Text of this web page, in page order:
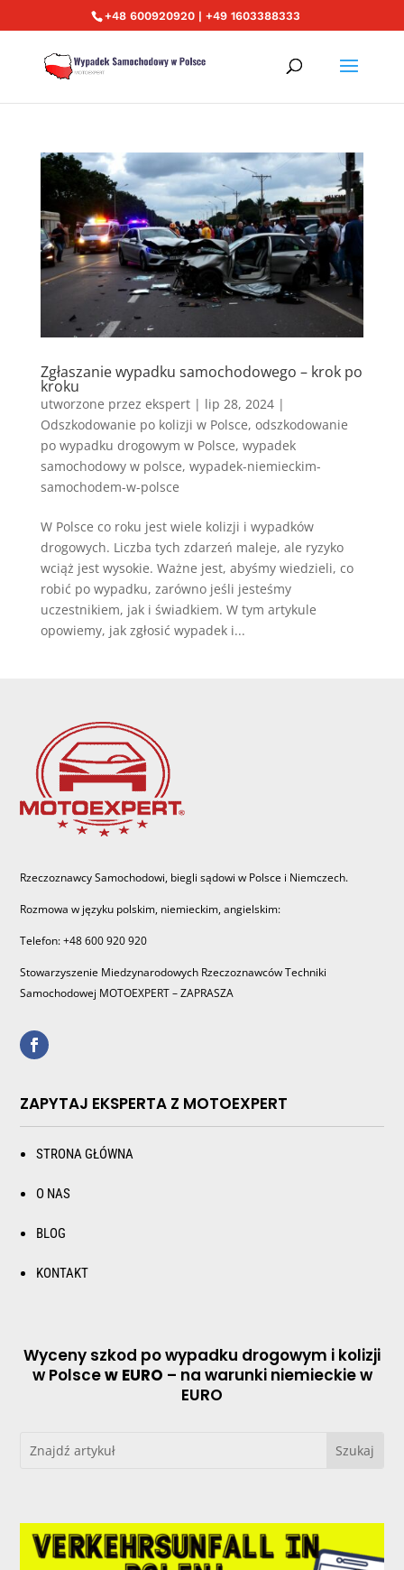
+48 600920920 | +49 1603388333
Zgłaszanie wypadku samochodowego – krok po
kroku
utworzone przez ekspert| lip 28, 2024|
Odszkodowanie po kolizji w Polsce, odszkodowanie
po wypadku drogowym w Polsce, wypadek
samochodowy w polsce, wypadek-niemieckim-
samochodem-w-polsce
W Polsce co roku jest wiele kolizji i wypadków
drogowych. Liczba tych zdarzeń maleje, ale ryzyko
wciąż jest wysokie. Ważne jest, abyśmy wiedzieli, co
robić po wypadku, zarówno jeśli jesteśmy
uczestnikiem, jak i świadkiem. W tym artykule
opowiemy, jak zgłosić wypadek i...
Rzeczoznawcy Samochodowi, biegli sądowi w Polsce i Niemczech.
Rozmowa w języku polskim, niemieckim, angielskim:
Telefon: +48 600 920 920
Stowarzyszenie Miedzynarodowych Rzeczoznawców Techniki
Samochodowej MOTOEXPERT – ZAPRASZA
ZAPYTAJ EKSPERTA Z MOTOEXPERT
STRONA GŁÓWNA
O NAS
BLOG
KONTAKT
Wyceny szkod po wypadku drogowym i kolizji
w Polscew EURO – na warunki niemieckie w
EURO